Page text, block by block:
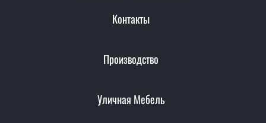
Контакты
Производство
Уличная Мебель